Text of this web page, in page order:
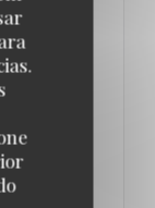
À
de mer